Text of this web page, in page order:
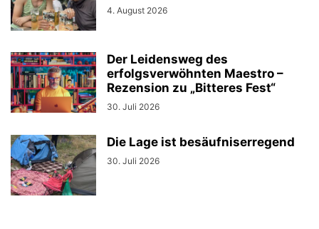
4. August 2026
Der Leidensweg des
erfolgsverwöhnten Maestro –
Rezension zu „Bitteres Fest“
30. Juli 2026
Die Lage ist besäufniserregend
30. Juli 2026